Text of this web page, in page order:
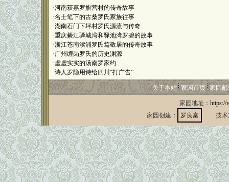
·河南获嘉罗旗营村的传奇故事
·名士笔下的古桑罗氏家族往事
·湖南石门下坪村罗氏源流与传奇
·重庆綦江驿城湾和驿池湾罗碧的故事
·浙江苍南渎浦罗氏笃敬居的传奇故事
·广州缠岗罗氏的历史渊源
·虚虚实实的汤南罗家约
·诗人罗隐用诗给四川“打广告”
关于本站 家园首页 家园
家园地址： https://
家园创建：
罗良富 技术